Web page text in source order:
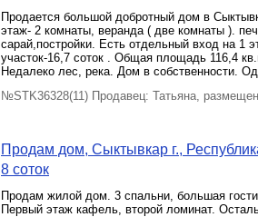
Продается большой добротный дом в
этаж- 2 комнаты, веранда ( две комнаты ).
сарай,постройки. Есть отдельный вход на 1
участок-16,7 соток . Общая площадь 116,4
Недалеко лес, река. Дом в собственности.
№STK36328(11) Продавец: Татьяна,
Продам дом, Сыктывкар г.,
8 соток
Продам жилой дом. 3 спальни, большая
Первый этаж кафель, второй ломинат.